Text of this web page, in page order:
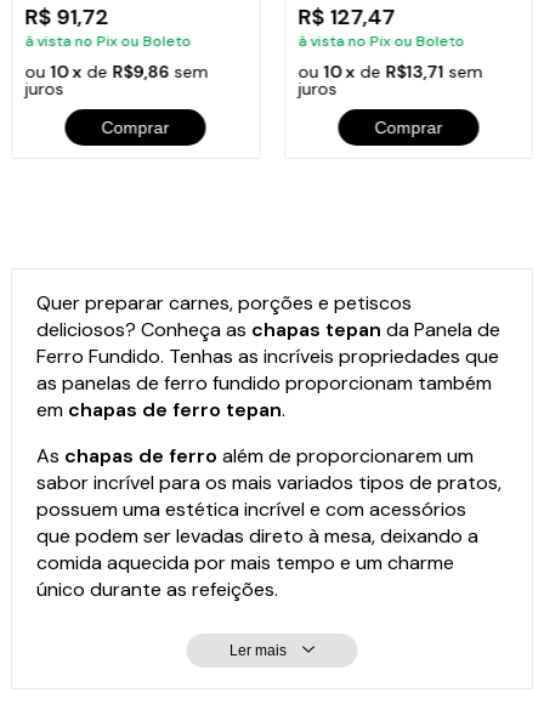
R$ 91,72
à vista no Pix ou Boleto
ou10 x de R$9,86 sem
juros
Comprar
R$ 127,47
à vista no Pix ou Boleto
ou 10 x de R$13,71 sem
juros
Comprar
Quer preparar carnes, porções e petiscos
deliciosos? Conheça as chapas tepan da Panela de
Ferro Fundido. Tenhas as incríveis propriedades que
aspanelas de ferrofundido proporcionam também
em chapas de ferro tepan.
As chapas de ferroalém de proporcionarem um
sabor incrível para os mais variados tipos de pratos,
possuem uma estética incrível e com acessórios
que podem ser levadas direto à mesa, deixando a
comida aquecida por mais tempo e um charme
único durante as refeições.
Conjunto de chapas tepan
Ler mais